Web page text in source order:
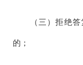
（三）拒绝答
的；